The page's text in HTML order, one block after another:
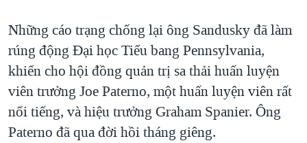
Những cáo trạng chống lại ông Sandusky đã làm
rúng động Đại học Tiểu bang Pennsylvania,
khiến cho hội đồng quản trị sa thải huấn luyện
viên trưởng Joe Paterno, một huấn luyện viên rất
nổi tiếng, và hiệu trưởng Graham Spanier. Ông
Paterno đã qua đời hồi tháng giêng.